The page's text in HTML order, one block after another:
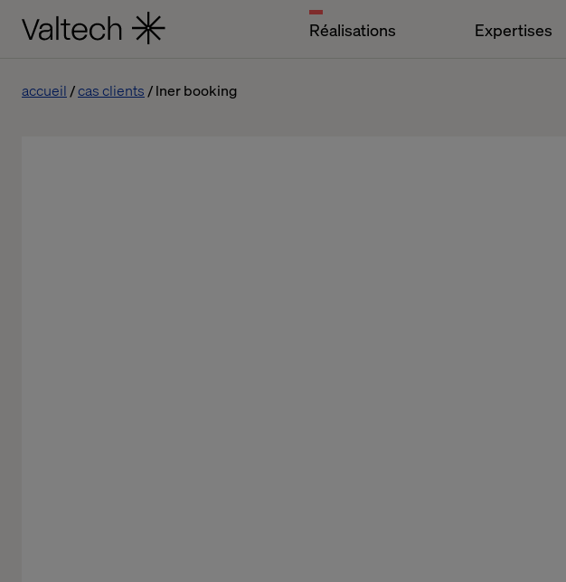
Réalisations Expertises
accueil cas clients lner booking